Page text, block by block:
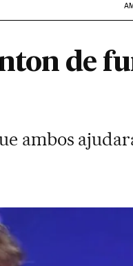
de
ambos